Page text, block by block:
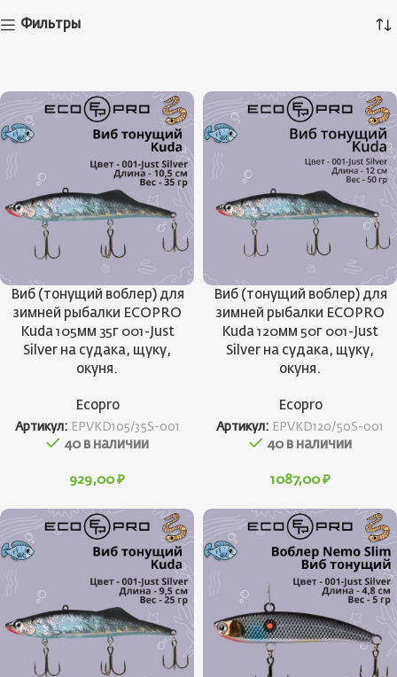
Фильтры
Виб (тонущий воблер) для
зимней рыбалки ECOPRO
Kuda 105мм 35г 001-Just
Silver на судака, щуку,
окуня.
Ecopro
Артикул: EPVKD105/35S-001
40 в наличии
929,00 ₽
Виб (тонущий воблер) для
зимней рыбалки ECOPRO
Kuda 120мм 50г 001-Just
Silver на судака, щуку,
окуня.
Ecopro
Артикул: EPVKD120/50S-001
40 в наличии
1087,00 ₽